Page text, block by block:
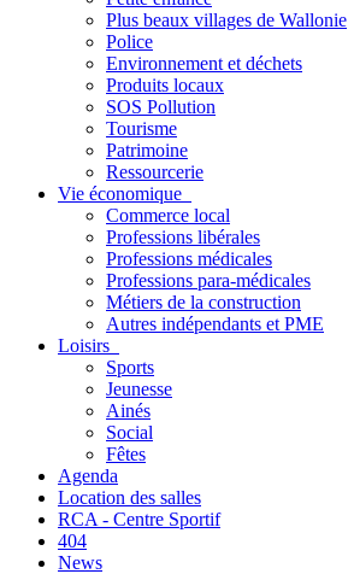
Plus beaux villages de Wallonie
Police
Environnement et déchets
Produits locaux
SOS Pollution
Tourisme
Patrimoine
Ressourcerie
Vie économique
Commerce local
Professions libérales
Professions médicales
Professions para-médicales
Métiers de la construction
Autres indépendants et PME
Loisirs
Sports
Jeunesse
Ainés
Social
Fêtes
Agenda
Location des salles
RCA - Centre Sportif
404
News